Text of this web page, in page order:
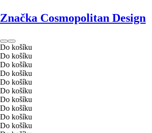
Značka Cosmopolitan Design
Do košíku
Do košíku
Do košíku
Do košíku
Do košíku
Do košíku
Do košíku
Do košíku
Do košíku
Do košíku